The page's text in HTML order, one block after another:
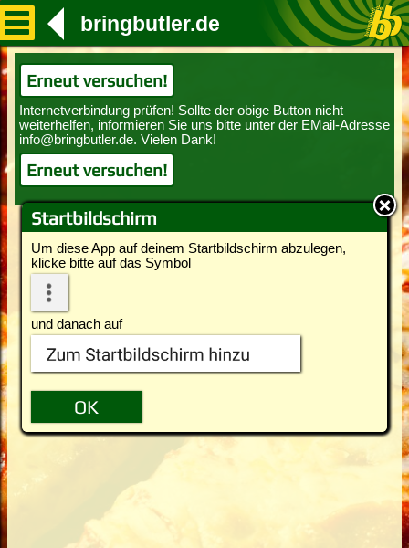
Startbildschirm
Um diese App auf deinem Startbildschirm abzulegen,
klicke bitte auf das Symbol
und danach auf
bringbutler.de
Erneut versuchen!
Erneut versuchen!